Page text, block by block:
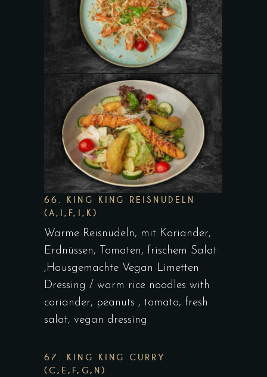
66. KING KING REISNUDELN
(A,I,F,I,K)
Warme Reisnudeln, mit Koriander,
Erdnüssen, Tomaten, frischem Salat
,Hausgemachte Vegan Limetten
Dressing / warm rice noodles with
coriander, peanuts , tomato, fresh
salat, vegan dressing
67. KING KING CURRY
(C,E,F,G,N)